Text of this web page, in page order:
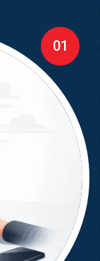
01